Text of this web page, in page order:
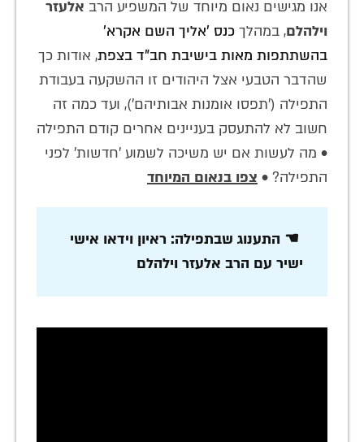
אנו מגישים נאום מיוחד של המשפיע הרב אלעזר
וילהלם, במהלך כנס 'אליך השם אקרא'
בהשתתפות מאות בישיבת חב"ד בצפת, אודות כך
שהדבר הטבעי אצל היהודים זו ההשקעה בעבודת
התפילה ('תפסו אומנות אבותיהם'), ועד כמה זה
חשוב לא להתעסק בעניינים אחרים קודם התפילה
• מה לעשות אם יש משיכה לשמוע 'חדשות' לפני
התפילה? • צפו בנאום המיוחד
☚ התענוג שבתפילה: ראיון וידאו אישי
ישיר עם הרב אלעזר וילהלם